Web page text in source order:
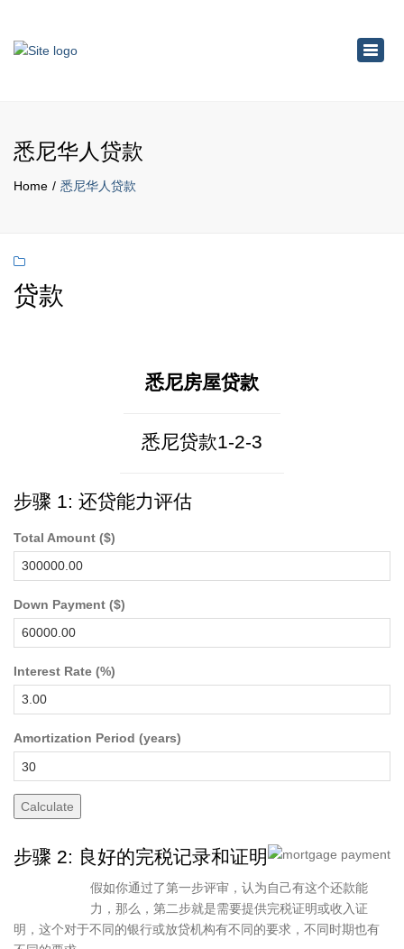
悉尼华人贷款
Home 悉尼华人贷款
贷款
悉尼房屋贷款
悉尼贷款1-2-3
步骤 1: 还贷能力评估
Total Amount ($)
Down Payment ($)
Interest Rate (%)
Amortization Period (years)
步骤 2: 良好的完税记录和证明
假如你通过了第一步评审，认为自己有这个还款能
力，那么，第二步就是需要提供完税证明或收入证
明，这个对于不同的银行或放贷机构有不同的要求，不同时期也有